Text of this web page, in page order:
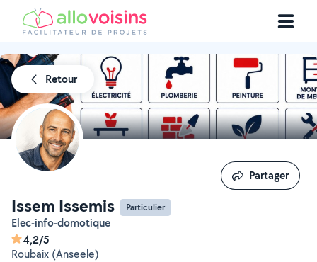
Retour
Issem Issemis Particulier
Elec-info-domotique
4,2/5
Roubaix (Anseele)
Partager
Partager